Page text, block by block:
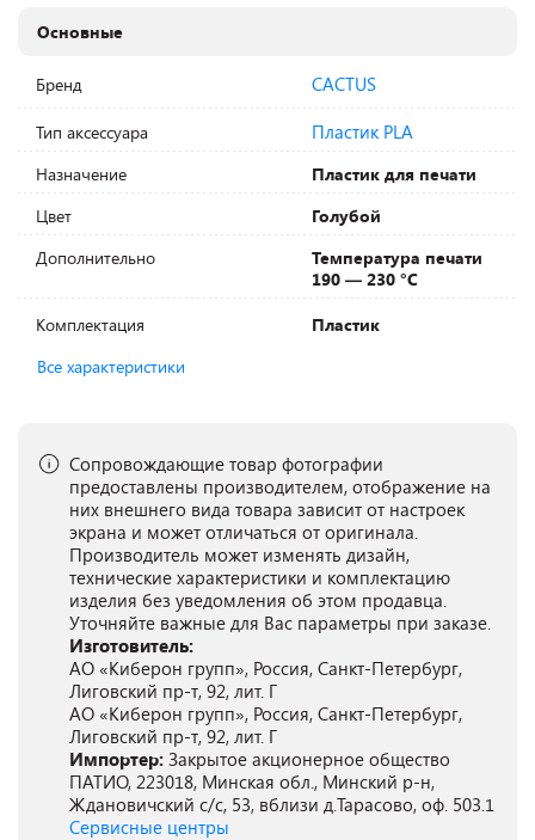
Основные
Бренд CACTUS
Тип аксессуара Пластик PLA
Назначение
Пластик для печати
Цвет
Голубой
Дополнительно
Температура печати
190 — 230 °C
Комплектация
Пластик
Все характеристики
Сопровождающие товар фотографии
предоставлены производителем, отображение на
них внешнего вида товара зависит от настроек
экрана и может отличаться от оригинала.
Производитель может изменять дизайн,
технические характеристики и комплектацию
изделия без уведомления об этом продавца.
Уточняйте важные для Вас параметры при заказе.
Изготовитель:
АО «Киберон групп», Россия, Санкт-Петербург,
Лиговский пр-т, 92, лит. Г
АО «Киберон групп», Россия, Санкт-Петербург,
Лиговский пр-т, 92, лит. Г
Импортер: Закрытое акционерное общество
ПАТИО, 223018, Минская обл., Минский р-н,
Ждановичский с/с, 53, вблизи д.Тарасово, оф. 503.1
Сервисные центры